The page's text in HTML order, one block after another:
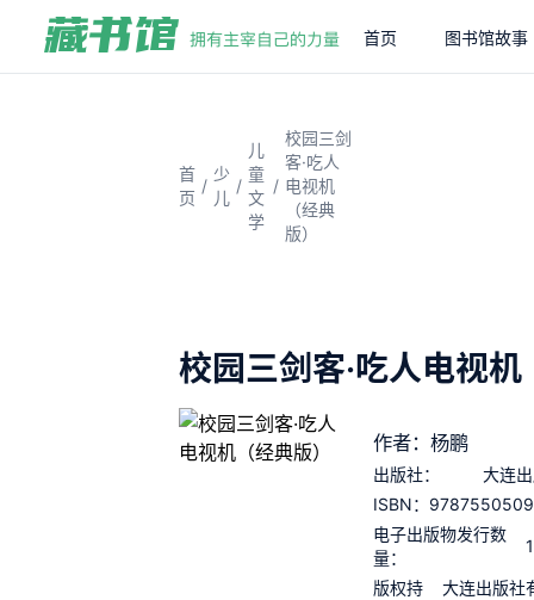
首页 图书馆故事
首
页
/
少
儿
/
儿
童
文
学
/
校园三剑
客·吃人
电视机
（经典
版）
校园三剑客·吃人电视
作者：杨鹏
出版社：
大连
ISBN：
电子出版物发行数
量：
版权持
大连出版社